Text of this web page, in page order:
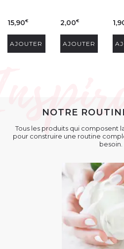
15,90€
AJOUTER
2,00€
AJOUTER
NOTRE
Tous les produits qui composent
pour construire une routine
besoin.